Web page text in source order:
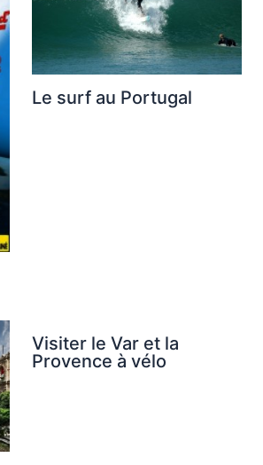
Le surf au Portugal
Visiter le Var et la
Provence à vélo